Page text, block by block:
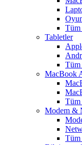
Tüm
Tabletler
Tüm
MacBook
Tüm
Modem &